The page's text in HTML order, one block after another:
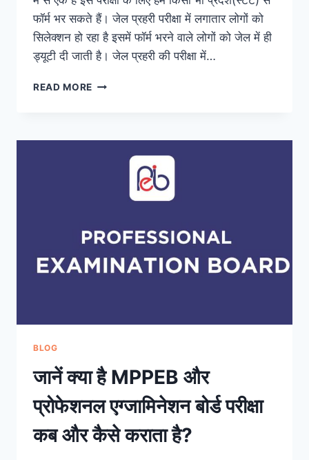
फॉर्म भर सकते हैं। जेल प्रहरी परीक्षा में लगातार लोगों को
सिलेक्शन हो रहा है इसमें फॉर्म भरने वाले लोगों को जेल में ही
ड्यूटी दी जाती है। जेल प्रहरी की परीक्षा में…
READ MORE MP
भर्ती
NOTIFICATION,
SYLLABUS,
BLOG
जानें क्या है MPPEB और
प्रोफेशनल एग्जामिनेशन बोर्ड परीक्षा
कब और कैसे कराता है?